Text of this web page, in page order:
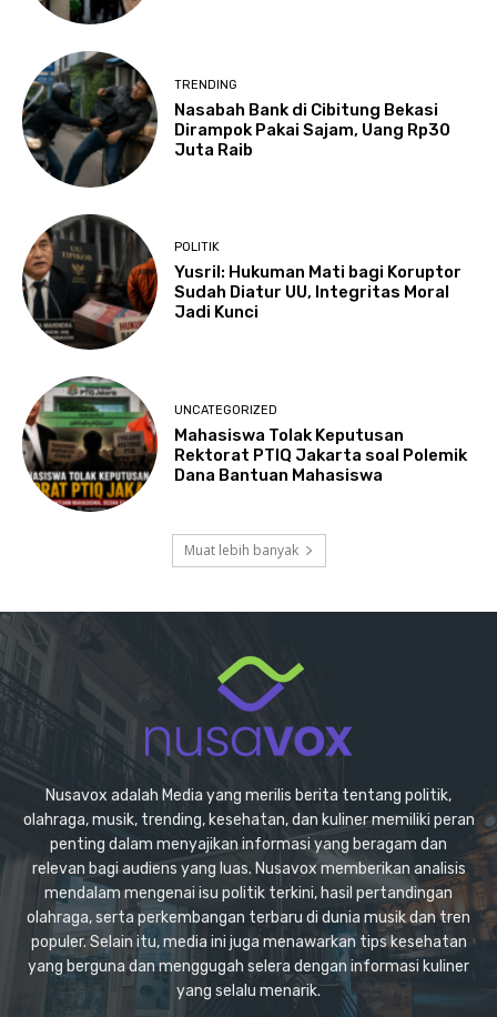
TRENDING
Nasabah Bank di Cibitung Bekasi
Dirampok Pakai Sajam, Uang Rp30
Juta Raib
POLITIK
Yusril: Hukuman Mati bagi Koruptor
Sudah Diatur UU, Integritas Moral
Jadi Kunci
UNCATEGORIZED
Mahasiswa Tolak Keputusan
Rektorat PTIQ Jakarta soal Polemik
Dana Bantuan Mahasiswa
Muat lebih banyak
Nusavox adalah Media yang merilis berita tentang politik,
olahraga, musik, trending, kesehatan, dan kuliner memiliki peran
penting dalam menyajikan informasi yang beragam dan
relevan bagi audiens yang luas. Nusavox memberikan analisis
mendalam mengenai isu politik terkini, hasil pertandingan
olahraga, serta perkembangan terbaru di dunia musik dan tren
populer. Selain itu, media ini juga menawarkan tips kesehatan
yang berguna dan menggugah selera dengan informasi kuliner
yang selalu menarik.